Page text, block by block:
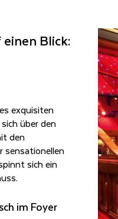
Blick:
exquisiten
über den
den
sensationellen
sich ein
im Foyer